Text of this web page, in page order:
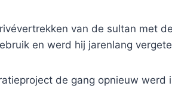
van de sultan met
en werd hij jarenlang
de gang opnieuw werd